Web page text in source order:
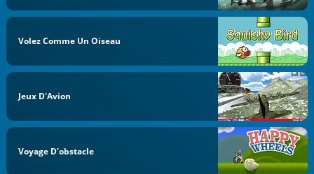
Volez Comme Un Oiseau
Jeux D'Avion
Voyage D'obstacle